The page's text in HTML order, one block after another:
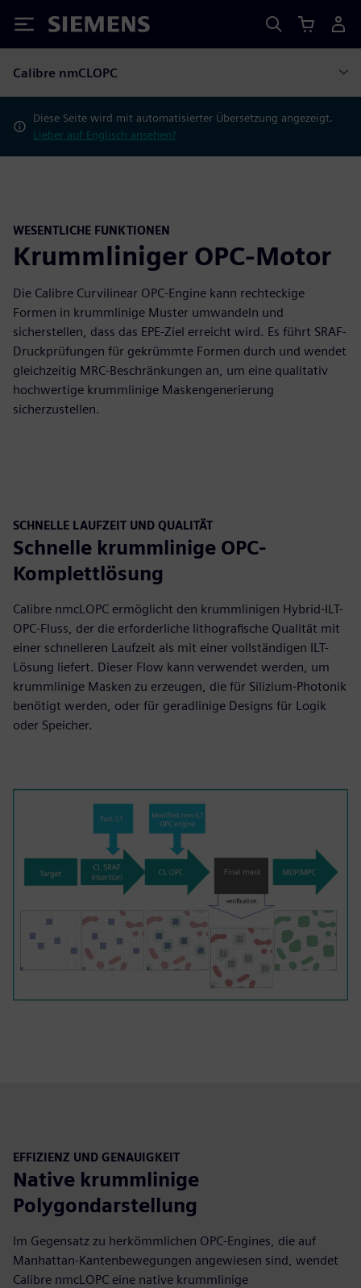
Siemens
Calibre nmCLOPC
Diese Seite wird mit automatisierter Übersetzung angezeigt.
Lieber auf Englisch ansehen?
WESENTLICHE FUNKTIONEN
Krummliniger OPC-Motor
Die Calibre Curvilinear OPC-Engine kann rechteckige
Formen in krummlinige Muster umwandeln und
sicherstellen, dass das EPE-Ziel erreicht wird. Es führt SRAF-
Druckprüfungen für gekrümmte Formen durch und wendet
gleichzeitig MRC-Beschränkungen an, um eine qualitativ
hochwertige krummlinige Maskengenerierung
sicherzustellen.
SCHNELLE LAUFZEIT UND QUALITÄT
Schnelle krummlinige OPC-
Komplettlösung
Calibre nmcLOPC ermöglicht den krummlinigen Hybrid-ILT-
OPC-Fluss, der die erforderliche lithografische Qualität mit
einer schnelleren Laufzeit als mit einer vollständigen ILT-
Lösung liefert. Dieser Flow kann verwendet werden, um
krummlinige Masken zu erzeugen, die für Silizium-Photonik
benötigt werden, oder für geradlinige Designs für Logik
oder Speicher.
EFFIZIENZ UND GENAUIGKEIT
Native krummlinige
Polygondarstellung
Im Gegensatz zu herkömmlichen OPC-Engines, die auf
Manhattan-Kantenbewegungen angewiesen sind, wendet
Calibre nmcLOPC eine native krummlinige